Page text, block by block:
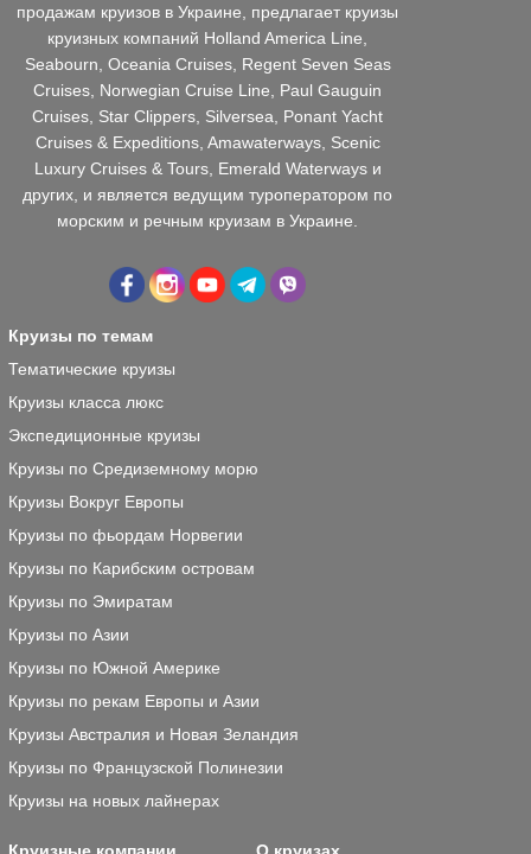
продажам круизов в Украине, предлагает круизы
круизных компаний Holland America Line,
Seabourn, Oceania Cruises, Regent Seven Seas
Cruises, Norwegian Cruise Line, Paul Gauguin
Cruises, Star Clippers, Silversea, Ponant Yacht
Cruises & Expeditions, Amawaterways, Scenic
Luxury Cruises & Tours, Emerald Waterways и
других, и является ведущим туроператором по
морским и речным круизам в Украине.
Круизы по темам
Тематические круизы
Круизы класса люкс
Экспедиционные круизы
Круизы по Средиземному морю
Круизы Вокруг Европы
Круизы по фьордам Норвегии
Круизы по Карибским островам
Круизы по Эмиратам
Круизы по Азии
Круизы по Южной Америке
Круизы по рекам Европы и Азии
Круизы Австралия и Новая Зеландия
Круизы по Французской Полинезии
Круизы на новых лайнерах